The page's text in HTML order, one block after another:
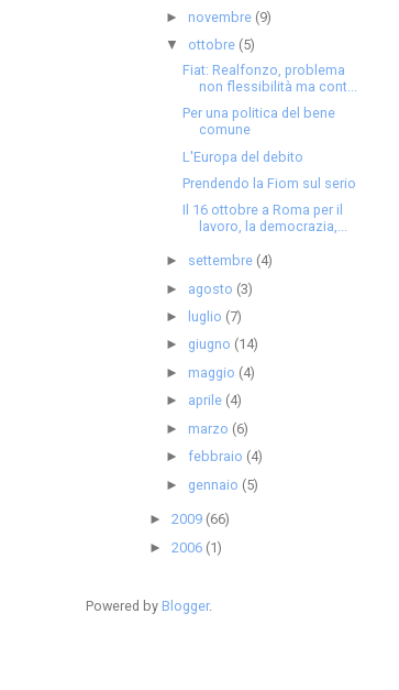
► novembre (9)
▼ ottobre (5)
Fiat: Realfonzo, problema
non flessibilità ma cont...
Per una politica del bene
comune
L'Europa del debito
Prendendo la Fiom sul serio
Il 16 ottobre a Roma per il
lavoro, la democrazia,...
► settembre (4)
► agosto (3)
► luglio (7)
► giugno (14)
► maggio (4)
► aprile (4)
► marzo (6)
►febbraio (4)
► gennaio (5)
► 2009 (66)
► 2006 (1)
Powered by Blogger.